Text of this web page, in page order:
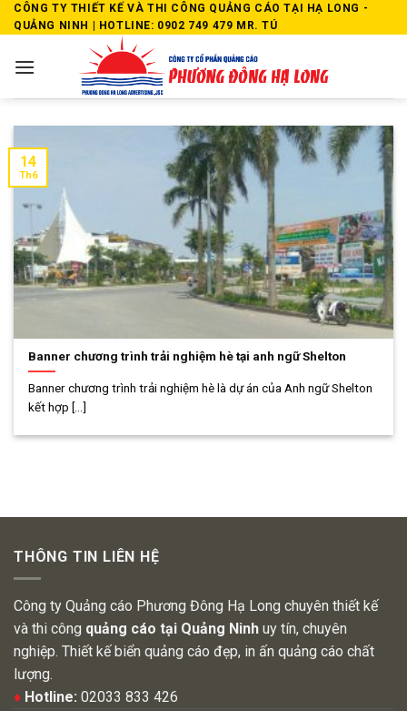
Skip
to
CÔNG TY THIẾT KẾ VÀ THI CÔNG QUẢNG CÁO TẠI HẠ LONG -
QUẢNG NINH | HOTLINE: 0902 749 479 MR. TÚ
Banner chương trình trải nghiệm hè tại anh ngữ Shelton
Banner chương trình trải nghiệm hè là dự án của Anh ngữ Shelton
kết hợp [...]
14
Th6
THÔNG TIN LIÊN HỆ
Công ty Quảng cáo Phương Đông Hạ Long chuyên thiết kế
và thi công quảng cáo tại Quảng Ninh uy tín, chuyên
nghiệp. Thiết kế biển quảng cáo đẹp, in ấn quảng cáo chất
lượng.
♦ Hotline: 02033 833 426